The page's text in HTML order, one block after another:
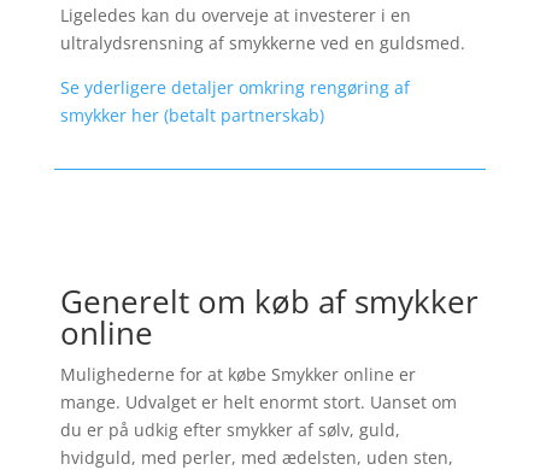
Ligeledes kan du overveje at investerer i en
ultralydsrensning af smykkerne ved en guldsmed.
Se yderligere detaljer omkring rengøring af
smykker her (betalt partnerskab)
Generelt om køb af smykker
online
Mulighederne for at købe Smykker online er
mange. Udvalget er helt enormt stort. Uanset om
du er på udkig efter smykker af sølv, guld,
hvidguld, med perler, med ædelsten, uden sten,